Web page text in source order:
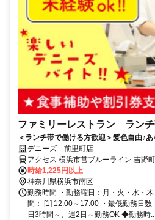
ファミリーレストラン ラン
＜ランチ帯で働ける方歓迎＞髪色自由♪
支給など待遇◎
デニーズ 前里町店
アクセス 横浜市営ブルーライン 吉野
太田徒歩約6分、京急本線 黄金町徒歩
徒歩5分
時給1,225円以上
神奈川県横浜市南区
勤務時間 ・勤務曜日：月・火・水・
間： [1] 12:00～17:00 ・最低勤務日
日3時間～、週2日～勤務OK ◆勤務時